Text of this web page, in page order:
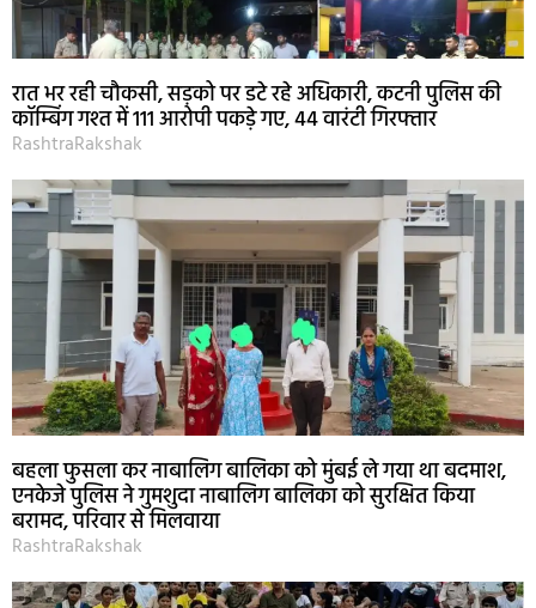
रात भर रही चौकसी, सड़को पर डटे रहे अधिकारी, कटनी पुलिस की
कॉम्बिंग गश्त में 111 आरोपी पकड़े गए, 44 वारंटी गिरफ्तार
RashtraRakshak
बहला फुसला कर नाबालिग बालिका को मुंबई ले गया था बदमाश,
एनकेजे पुलिस ने गुमशुदा नाबालिग बालिका को सुरक्षित किया
बरामद, परिवार से मिलवाया
RashtraRakshak